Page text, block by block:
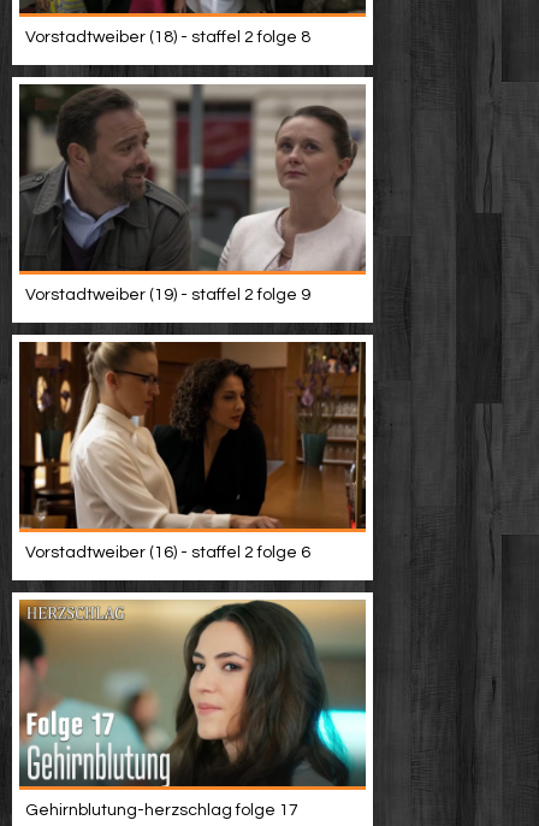
Vorstadtweiber (18) - staffel 2 folge 8
Vorstadtweiber (19) - staffel 2 folge 9
Vorstadtweiber (16) - staffel 2 folge 6
Gehirnblutung-herzschlag folge 17